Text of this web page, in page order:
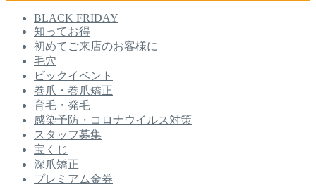
BLACK FRIDAY
知ってお得
初めてご来店のお客様に
毛穴
ビックイベント
巻爪・巻爪矯正
育毛・発毛
感染予防・コロナウイルス対策
スタッフ募集
宝くじ
深爪矯正
プレミアム金券